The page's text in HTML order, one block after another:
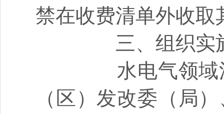
禁在收费清单外收取
三、组织实
水电气领域
（区）发改委（局